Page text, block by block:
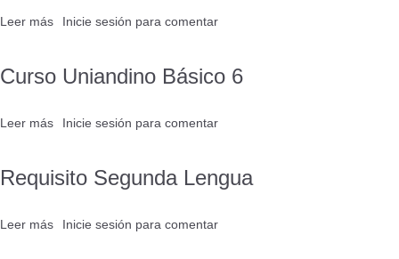
Leer más sobre
Básico
Inicie sesión para comentar
Curso Uniandino Básico 6
Leer más sobre
Básico
Inicie sesión para comentar
Requisito Segunda Lengua
Leer más sobre
Inicie sesión para comentar